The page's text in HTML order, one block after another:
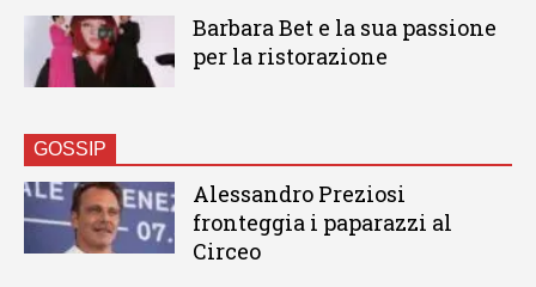
Barbara Bet e la sua passione
per la ristorazione
GOSSIP
Alessandro Preziosi
fronteggia i paparazzi al
Circeo